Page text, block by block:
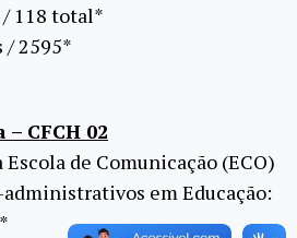
/ 118 total*
/ 2595*
– CFCH 02
de Comunicação (ECO)
em Educação: